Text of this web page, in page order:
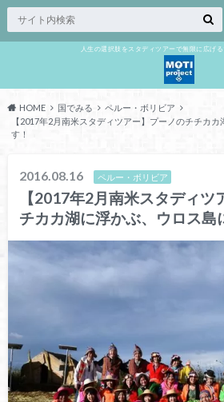
人生の選択肢をスタディツアーで無限に広げ
HOME 国でみる
ペルー・ボリビア
【2017年2月南米スタディツアー】プーノのチチカ
す！
2016.08.16 ペルー・ボリビア
【2017年2月南米スタディ
チカカ湖に浮かぶ、ウロス島